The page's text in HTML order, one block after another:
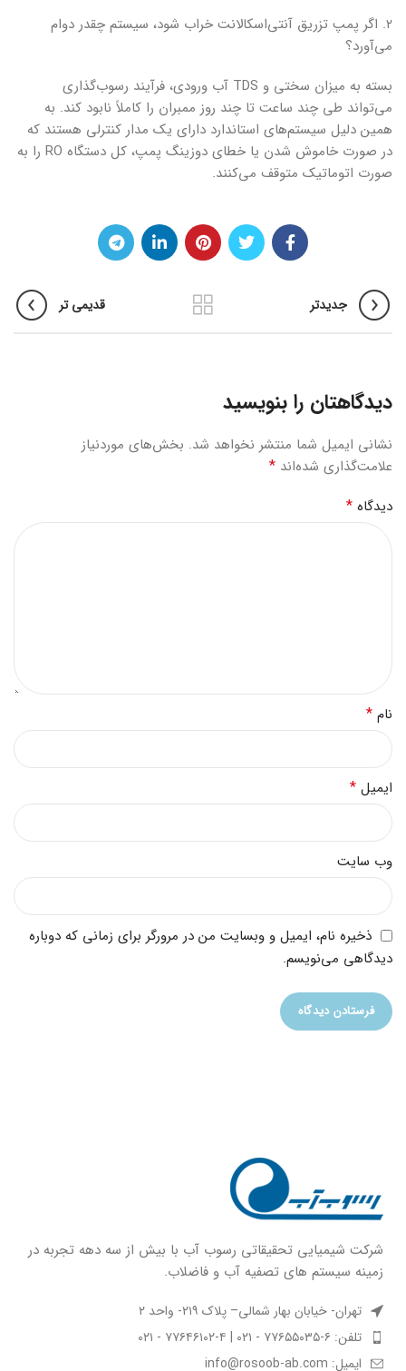
۲. اگر پمپ تزریق آنتی‌اسکالانت خراب شود، سیستم چقدر دوام
می‌آورد؟
بسته به میزان سختی و TDS آب ورودی، فرآیند رسوب‌گذاری
می‌تواند طی چند ساعت تا چند روز ممبران را کاملاً نابود کند. به
همین دلیل سیستم‌های استاندارد دارای یک مدار کنترلی هستند که
در صورت خاموش شدن یا خطای دوزینگ پمپ، کل دستگاه RO را به
صورت اتوماتیک متوقف می‌کنند.
جدیدتر قدیمی تر
دیدگاهتان را بنویسید
نشانی ایمیل شما منتشر نخواهد شد. بخش‌های موردنیاز
علامت‌گذاری شده‌اند *
دیدگاه *
نام *
ایمیل *
وب‌ سایت
ذخیره نام، ایمیل و وبسایت من در مرورگر برای زمانی که دوباره
دیدگاهی می‌نویسم.
شركت شيميايى تحقیقاتی رسوب آب با بيش از سه دهه تجربه در
زمينه سيستم هاى تصفيه آب و فاضلاب.
تهران- خیابان بهار شمالی– پلاک ۲۱۹- واحد ۲
تلفن: ۶-۷۷۶۵۵۰۳۵ - ۰۲۱ | ۴-۷۷۶۴۶۱۰۲ - ۰۲۱
ایمیل: info@rosoob-ab.com